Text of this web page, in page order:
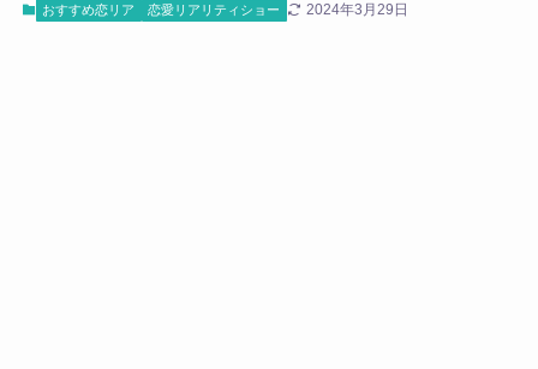
おすすめ恋リア 恋愛リアリティショー 2024年3月29日